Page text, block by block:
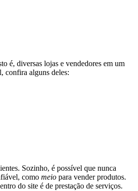
é, diversas lojas e vendedores em um
confira alguns deles:
Sozinho, é possível que nunca
como meio para vender produtos.
do site é de prestação de serviços.